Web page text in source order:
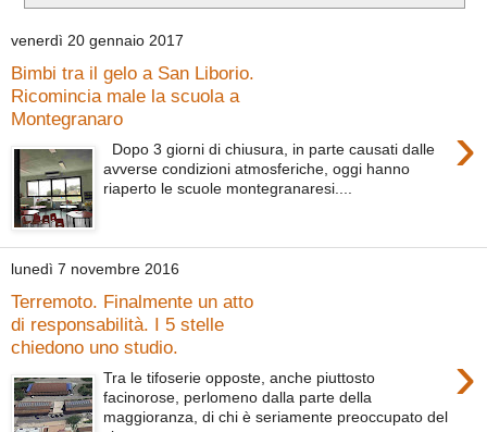
venerdì 20 gennaio 2017
Bimbi tra il gelo a San Liborio.
Ricomincia male la scuola a
Montegranaro
›
Dopo 3 giorni di chiusura, in parte causati dalle
avverse condizioni atmosferiche, oggi hanno
riaperto le scuole montegranaresi....
lunedì 7 novembre 2016
Terremoto. Finalmente un atto
di responsabilità. I 5 stelle
chiedono uno studio.
›
Tra le tifoserie opposte, anche piuttosto
facinorose, perlomeno dalla parte della
maggioranza, di chi è seriamente preoccupato del